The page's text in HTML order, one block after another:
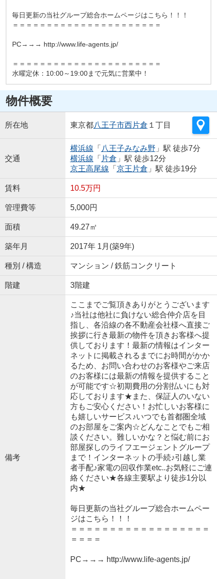
毎日更新の当社グループ総合ホームページはこちら！！！
＝＝＝＝＝＝＝＝＝＝＝＝＝＝＝＝＝＝＝＝＝＝
PC→→→ http://www.life-agents.jp/
＝＝＝＝＝＝＝＝＝＝＝＝＝＝＝＝＝＝＝＝＝＝
水曜定休：10:00～19:00まで元気に営業中！
物件概要
所在地 東京都八王子市西片倉 １丁目
交通
横浜線 「 八王子みなみ野 」駅 徒歩7分
横浜線 「 片倉 」駅 徒歩12分
京王高尾線 「 京王片倉 」駅 徒歩19分
賃料 10.5万円
管理費等 5,000円
面積 49.27㎡
築年月 2017年 1月(築9年)
種別 / 構造 マンション / 鉄筋コンクリート
階建 3階建
備考
ここまでご覧頂きありがとうございます
♪当社は他社に負けない総合仲介店を目
指し、各沿線の各不動産会社様へ直接ご
挨拶に行き最新の物件を頂きお客様へ提
供しております！最新の情報はインター
ネットに掲載されるまでにお時間がかか
るため、お問い合わせのお客様やご来店
のお客様には最新の情報を提供すること
が可能です☆初期費用の分割払いにも対
応しております★また、保証人のいない
方もご安心ください！お忙しいお客様に
も嬉しいサービス♪いつでも首都圏全域
のお部屋をご案内☆どんなことでもご相
談ください。難しいかな？と悩む前にお
部屋探しのライフエージェントグループ
まで！インターネットの手続♪引越し業
者手配♪家電の回収作業etc..お気軽にご連
絡ください★各線主要駅より徒歩1分以
内★
毎日更新の当社グループ総合ホームペー
ジはこちら！！！
＝＝＝＝＝＝＝＝＝＝＝＝＝＝＝＝＝＝
＝＝＝＝
PC→→→ http://www.life-agents.jp/